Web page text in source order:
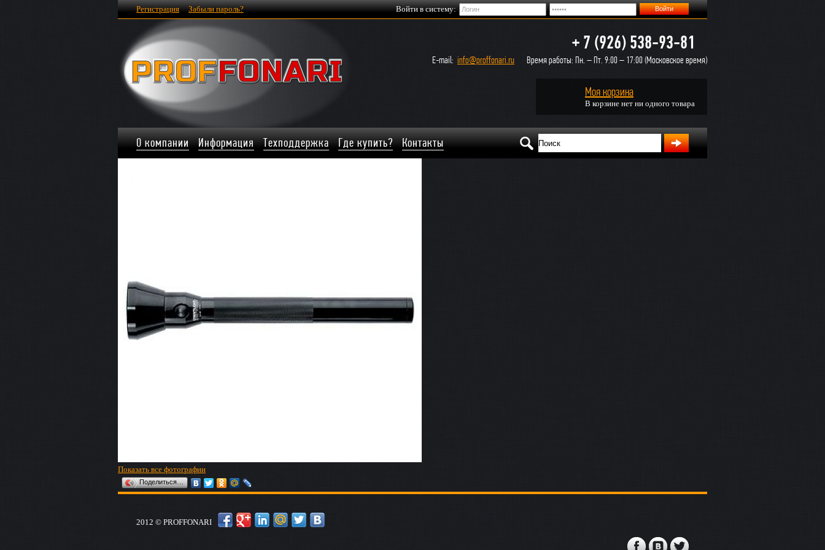
Регистрация Забыли пароль? Войти в систему:
+ 7 (926) 538-93-81
E-mail: info@proffonari.ru Время работы: Пн. – Пт. 9:00 – 17:00 (Московское время)
Моя корзина
В корзине нет ни одного товара
О компании Информация Техподдержка Где купить? Контакты
Показать все фотографии
Поделиться…
2012 © PROFFONARI